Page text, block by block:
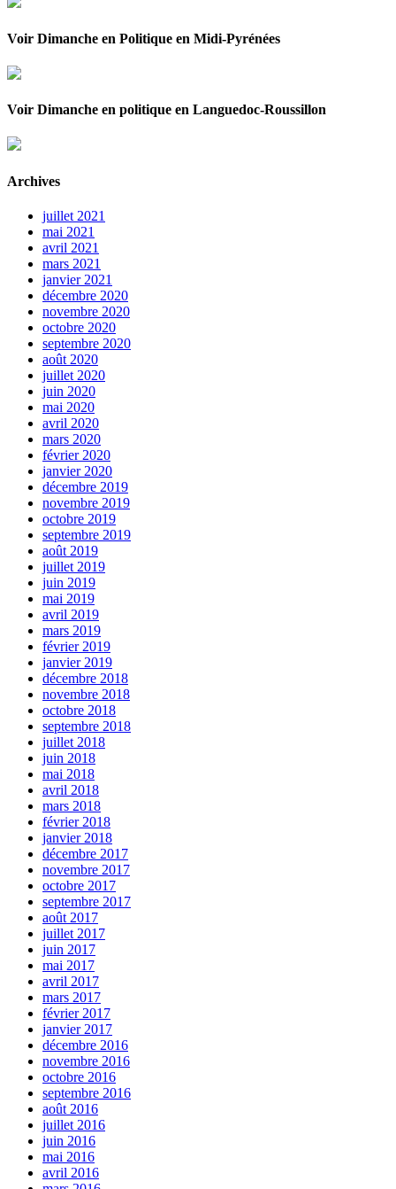
Voir Dimanche en Politique en Midi-Pyrénées
Voir Dimanche en politique en Languedoc-Roussillon
Archives
juillet 2021
mai 2021
avril 2021
mars 2021
janvier 2021
décembre 2020
novembre 2020
octobre 2020
septembre 2020
août 2020
juillet 2020
juin 2020
mai 2020
avril 2020
mars 2020
février 2020
janvier 2020
décembre 2019
novembre 2019
octobre 2019
septembre 2019
août 2019
juillet 2019
juin 2019
mai 2019
avril 2019
mars 2019
février 2019
janvier 2019
décembre 2018
novembre 2018
octobre 2018
septembre 2018
juillet 2018
juin 2018
mai 2018
avril 2018
mars 2018
février 2018
janvier 2018
décembre 2017
novembre 2017
octobre 2017
septembre 2017
août 2017
juillet 2017
juin 2017
mai 2017
avril 2017
mars 2017
février 2017
janvier 2017
décembre 2016
novembre 2016
octobre 2016
septembre 2016
août 2016
juillet 2016
juin 2016
mai 2016
avril 2016